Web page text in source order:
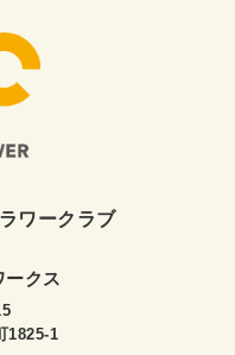
ワークラブ
ークス
1825-1